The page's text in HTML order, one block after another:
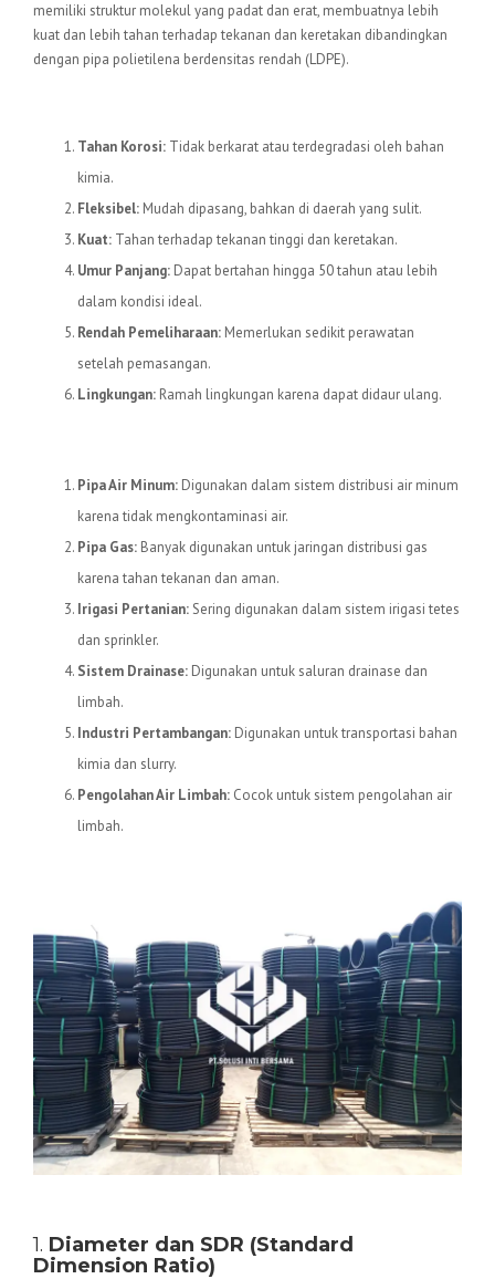
memiliki struktur molekul yang padat dan erat, membuatnya lebih
kuat dan lebih tahan terhadap tekanan dan keretakan dibandingkan
dengan pipa polietilena berdensitas rendah (LDPE).
Tahan Korosi: Tidak berkarat atau terdegradasi oleh bahan
kimia.
Fleksibel: Mudah dipasang, bahkan di daerah yang sulit.
Kuat: Tahan terhadap tekanan tinggi dan keretakan.
Umur Panjang: Dapat bertahan hingga 50 tahun atau lebih
dalam kondisi ideal.
Rendah Pemeliharaan: Memerlukan sedikit perawatan
setelah pemasangan.
Lingkungan: Ramah lingkungan karena dapat didaur ulang.
Pipa Air Minum: Digunakan dalam sistem distribusi air minum
karena tidak mengkontaminasi air.
Pipa Gas: Banyak digunakan untuk jaringan distribusi gas
karena tahan tekanan dan aman.
Irigasi Pertanian:Sering digunakan dalam sistem irigasi tetes
dan sprinkler.
Sistem Drainase: Digunakan untuk saluran drainase dan
limbah.
Industri Pertambangan: Digunakan untuk transportasi bahan
kimia dan slurry.
Pengolahan Air Limbah: Cocok untuk sistem pengolahan air
limbah.
1. Diameter dan SDR (Standard
Dimension Ratio)